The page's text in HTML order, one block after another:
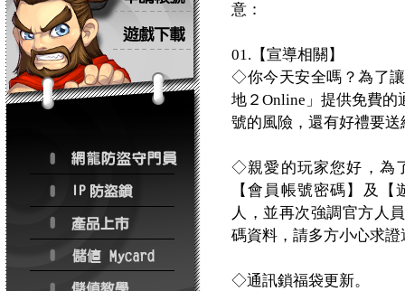
意：
01.【宣導相關】
◇你今天安全嗎？為了
地２Online」提供免費
號的風險，還有好禮要送
◇親愛的玩家您好，為
【會員帳號密碼】及
人，並再次強調官方人
碼資料，請多方小心求
◇通訊鎖福袋更新。